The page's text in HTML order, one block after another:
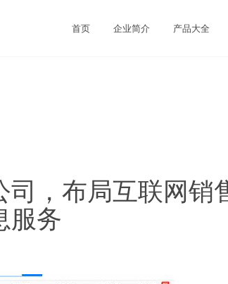
首页 企业简介 产品大全
，布局互联网销
服务